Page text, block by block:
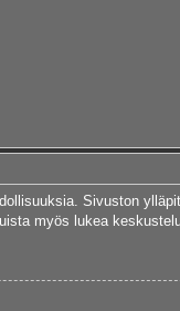
Sivuston
myös lukea